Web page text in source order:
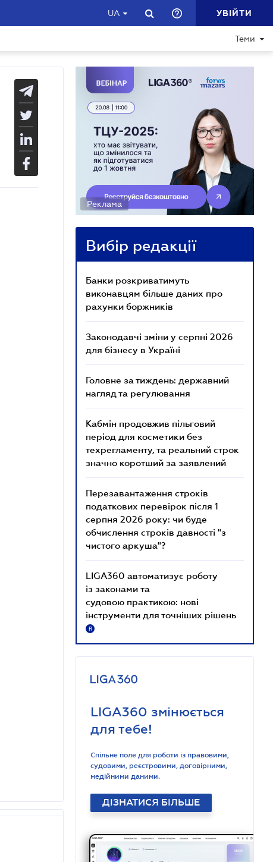
UA УВІЙТИ
Теми
Реклама
Вибір редакції
Банки розкриватимуть
виконавцям більше даних про
рахунки боржників
Законодавчі зміни у серпні 2026
для бізнесу в Україні
Головне за тиждень: державний
нагляд та регулювання
Кабмін продовжив пільговий
період для косметики без
техрегламенту, та реальний строк
значно коротший за заявлений
Перезавантаження строків
податкових перевірок після 1
серпня 2026 року: чи буде
обчислення строків давності "з
чистого аркуша"?
LIGA360 автоматизує роботу
із законами та
судовою практикою: нові
інструменти для точніших рішень
R
LIGA360 змінюється
для тебе!
Спільне поле для роботи із правовими,
судовими, реєстровими, договірними,
медійними даними.
ДІЗНАТИСЯ БІЛЬШЕ